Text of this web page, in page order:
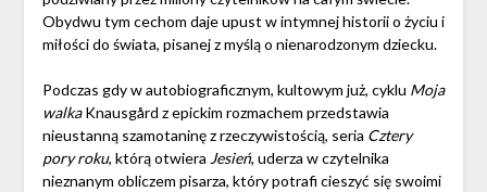
Obydwu tym cechom daje upust w intymnej historii o życiu i
miłości do świata, pisanej z myślą o nienarodzonym dziecku.
Podczas gdy w autobiograficznym, kultowym już, cyklu Moja
walkaKnausgård z epickim rozmachem przedstawia
nieustanną szamotaninę z rzeczywistością, seria Cztery
pory roku, którą otwiera Jesień, uderza w czytelnika
nieznanym obliczem pisarza, który potrafi cieszyć się swoimi